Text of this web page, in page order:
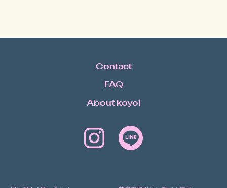
Contact
FAQ
About koyoi